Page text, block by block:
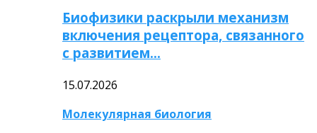
Биофизики раскрыли механизм
включения рецептора, связанного
с развитием…
15.07.2026
Молекулярная биология